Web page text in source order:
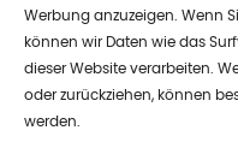
Werbung anzuzeigen. Wenn
können wir Daten wie das
dieser Website verarbeiten.
oder zurückziehen, können
werden.
Das Intensiv betreute
startet in der